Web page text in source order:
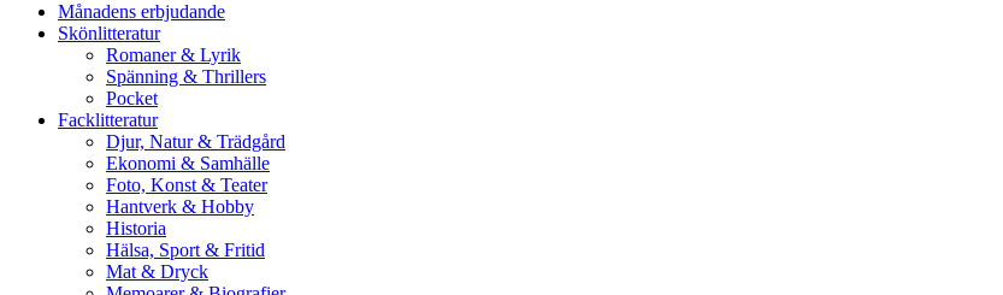
Månadens erbjudande
Skönlitteratur
Romaner & Lyrik
Spänning & Thrillers
Pocket
Facklitteratur
Djur, Natur & Trädgård
Ekonomi & Samhälle
Foto, Konst & Teater
Hantverk & Hobby
Historia
Hälsa, Sport & Fritid
Mat & Dryck